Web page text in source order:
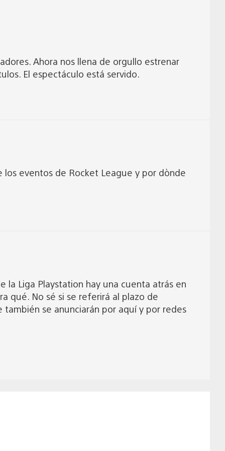
Ahora nos llena de orgullo estrenar
El espectáculo está servido.
los eventos de Rocket League y por dònde
la Liga Playstation hay una cuenta atrás en
qué. No sé si se referirá al plazo de
se anunciarán por aquí y por redes